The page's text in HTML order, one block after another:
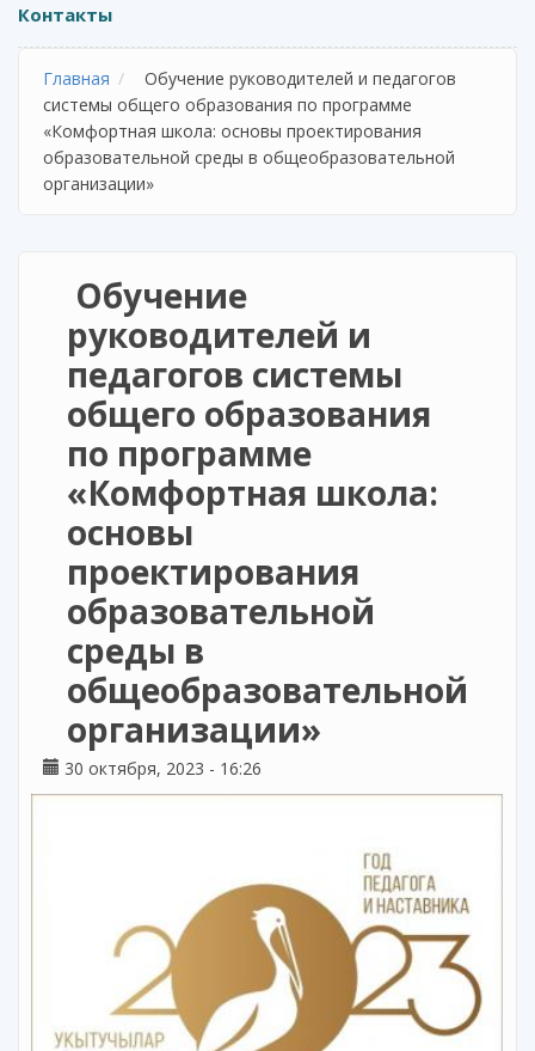
Контакты
Главная
Обучение руководителей и педагогов
системы общего образования по программе
«Комфортная школа: основы проектирования
образовательной среды в общеобразовательной
организации»
Обучение
руководителей и
педагогов системы
общего образования
по программе
«Комфортная школа:
основы
проектирования
образовательной
среды в
общеобразовательной
организации»
30 октября, 2023 - 16:26